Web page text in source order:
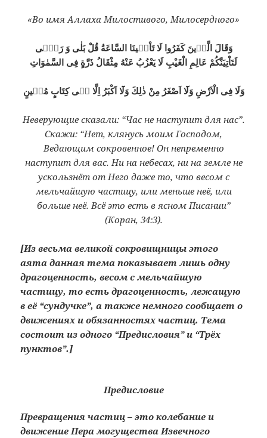
«Во имя Аллаха Милостивого, Милосердного»
وَقَالَ الَّذٖينَ كَفَرُوا لَا تَاْتٖينَا السَّاعَةُ قُلْ بَلٰى وَ رَبّٖى
لَتَاْتِيَنَّكُمْ عَالِمِ الْغَيْبِ لَا يَعْزُبُ عَنْهُ مِثْقَالُ ذَرَّةٍ فِى السَّمٰوَاتِ
وَلَا فِى الْاَرْضِ وَلَٓا اَصْغَرُ مِنْ ذٰلِكَ وَلَٓا اَكْبَرُ اِلَّا فٖى كِتَابٍ مُبٖينٍ
Неверующие сказали: “Час не наступит для нас”.
Скажи: “Нет, клянусь моим Господом,
Ведающим сокровенное! Он непременно
наступит для вас. Ни на небесах, ни на земле не
ускользнёт от Него даже то, что весом с
мельчайшую частицу, или меньше неё, или
больше неё. Всё это есть в ясном Писании”
(Коран, 34:3).
[Из весьма великой сокровищницы этого
аята данная тема показывает лишь одну
драгоценность, весом с мельчайшую
частицу, то есть драгоценность, лежащую
в её “сундучке”, а также немного сообщает о
движениях и обязанностях частиц. Тема
состоит из одного “Предисловия” и “Трёх
пунктов”.]
Предисловие
Превращения частиц – это колебание и
движение Пера могущества Извечного